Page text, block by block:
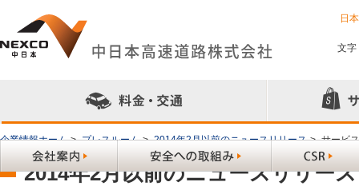
日
文字
企業情報ホーム > プレスルーム > 2014年2月以前のニュースリリース > サービ
2014年2月以前のニュースリリース